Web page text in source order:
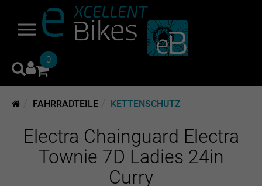
0
FAHRRADTEILE KETTENSCHUTZ
Electra Chainguard Electra
Townie 7D Ladies 24in
Curry